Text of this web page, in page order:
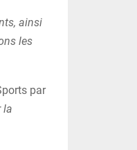
ainsi
les
par
la